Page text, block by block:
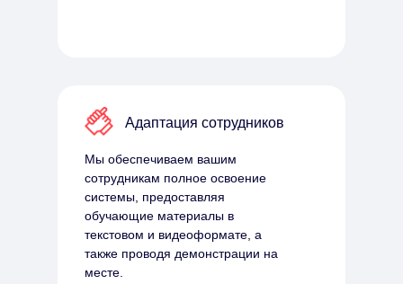
Адаптация сотрудников
Мы обеспечиваем вашим
сотрудникам полное освоение
системы, предоставляя
обучающие материалы в
текстовом и видеоформате, а
также проводя демонстрации на
месте.